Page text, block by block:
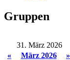
Gruppen
31. März 2026
«
März 2026
»